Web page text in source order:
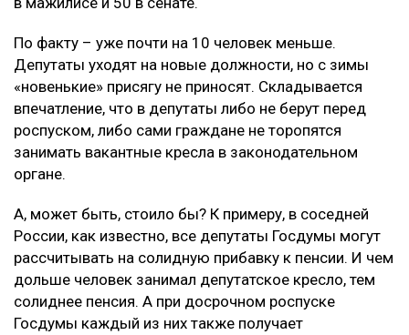
По факту – уже почти на 10 человек меньше.
Депутаты уходят на новые должности, но с зимы
«новенькие» присягу не приносят. Складывается
впечатление, что в депутаты либо не берут перед
роспуском, либо сами граждане не торопятся
занимать вакантные кресла в законодательном
органе.
А, может быть, стоило бы? К примеру, в соседней
России, как известно, все депутаты Госдумы могут
рассчитывать на солидную прибавку к пенсии. И чем
дольше человек занимал депутатское кресло, тем
солиднее пенсия. А при досрочном роспуске
Госдумы каждый из них также получает